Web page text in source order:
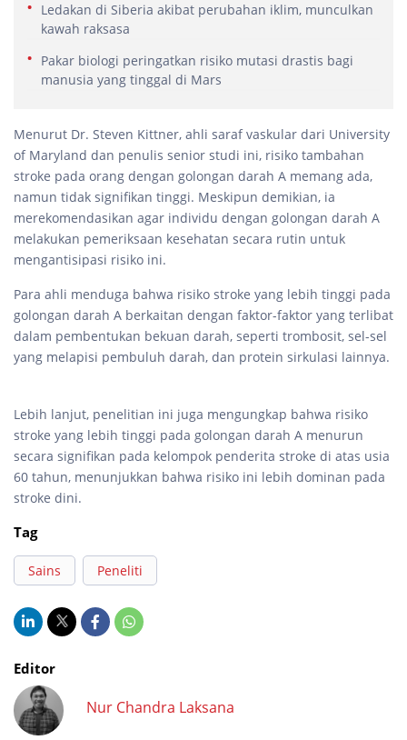
Ledakan di Siberia akibat perubahan iklim, munculkan
kawah raksasa
Pakar biologi peringatkan risiko mutasi drastis bagi
manusia yang tinggal di Mars
Menurut Dr. Steven Kittner, ahli saraf vaskular dari University
of Maryland dan penulis senior studi ini, risiko tambahan
stroke pada orang dengan golongan darah A memang ada,
namun tidak signifikan tinggi. Meskipun demikian, ia
merekomendasikan agar individu dengan golongan darah A
melakukan pemeriksaan kesehatan secara rutin untuk
mengantisipasi risiko ini.
Para ahli menduga bahwa risiko stroke yang lebih tinggi pada
golongan darah A berkaitan dengan faktor-faktor yang terlibat
dalam pembentukan bekuan darah, seperti trombosit, sel-sel
yang melapisi pembuluh darah, dan protein sirkulasi lainnya.
Lebih lanjut, penelitian ini juga mengungkap bahwa risiko
stroke yang lebih tinggi pada golongan darah A menurun
secara signifikan pada kelompok penderita stroke di atas usia
60 tahun, menunjukkan bahwa risiko ini lebih dominan pada
stroke dini.
Tag
Sains Peneliti
Editor
Nur Chandra Laksana